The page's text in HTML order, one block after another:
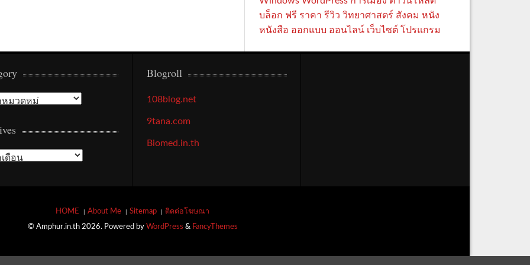
บล็อก ฟรี ราคา รีวิว วิทยาศาสตร์ สังคม หนัง
หนังสือ ออกแบบ ออนไลน์ เว็บไซต์ โปรแกรม
Blogroll
108blog.net
9tana.com
Biomed.in.th
HOME About Me Sitemap ติดต่อโฆษณา
© Amphur.in.th 2026. Powered by WordPress & FancyThemes